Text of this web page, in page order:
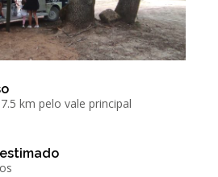
km pelo vale principal